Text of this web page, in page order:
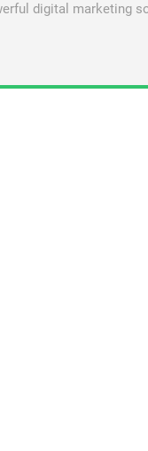
digital marketing